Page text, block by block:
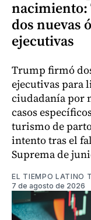
dos nuevas
ejecutivas
Trump firmó
ejecutivas para
ciudadanía por
casos
turismo de
intento tras el
Suprema de
EL TIEMPO LATINO
7 de agosto de 2026